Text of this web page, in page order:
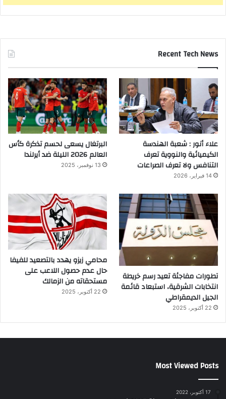
Recent Tech News
علاء أنور : شعبة الهندسة
الكيميائية والنووية تعرف
التنافس ولا تعرف الصراعات
14 فبراير، 2026
البرتغال يسعى لحسم تذكرة كأس
العالم 2026 الليلة ضد أيرلندا
13 نوفمبر، 2025
تطورات مفاجئة تعيد رسم خريطة
انتخابات الشرقية، استبعاد قائمة
الجيل الديمقراطي
22 أكتوبر، 2025
محامي زيزو يهدد بالتصعيد للفيفا
حال عدم حصول اللاعب على
مستحقاته من الزمالك
22 أكتوبر، 2025
Most Viewed Posts
17 أكتوبر، 2022